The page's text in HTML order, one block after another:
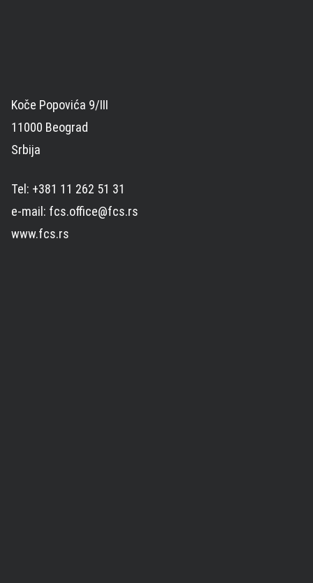
Koče Popovića 9/III
11000 Beograd
Srbija
Tel: +381 11 262 51 31
e-mail: fcs.office@fcs.rs
www.fcs.rs